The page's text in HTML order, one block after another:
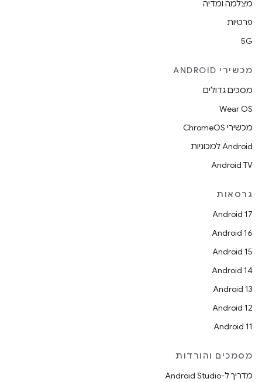
מצלמה ומדיה
פרטיות
5G
מכשירי ANDROID
מסכים גדולים
Wear OS
מכשירי ChromeOS
Android למכוניות
Android TV
גרסאות
Android 17
Android 16
Android 15
Android 14
Android 13
Android 12
Android 11
מסמכים והורדות
מדריך ל-Android Studio